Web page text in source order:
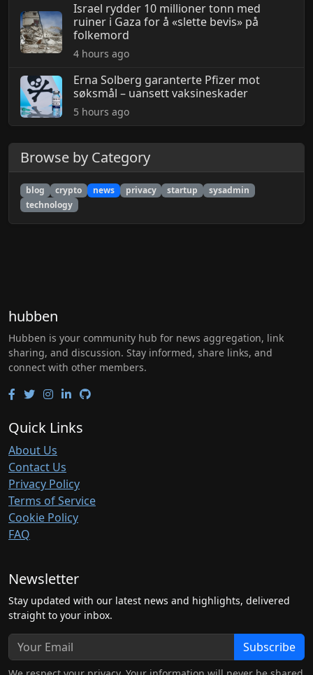
Israel rydder 10 millioner tonn med
ruiner i Gaza for å «slette bevis» på
folkemord
4 hours ago
Erna Solberg garanterte Pfizer mot
søksmål – uansett vaksineskader
5 hours ago
Browse by Category
blog crypto news privacy startup
sysadmin
technology
hubben
Hubben is your community hub for news aggregation, link
sharing, and discussion. Stay informed, share links, and
connect with other members.
Quick Links
About Us
Contact Us
Privacy Policy
Terms of Service
Cookie Policy
FAQ
Newsletter
Stay updated with our latest news and highlights, delivered
straight to your inbox.
Subscribe